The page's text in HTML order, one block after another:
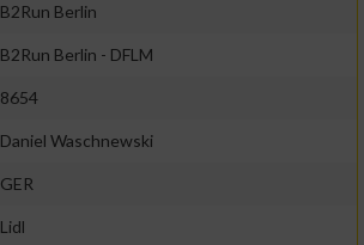
B2Run Berlin
B2Run Berlin - DFLM
8654
Daniel Waschnewski
GER
Lidl